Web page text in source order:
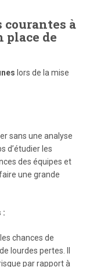
courantes à
place de
lors de la mise
sans une analyse
d’étudier les
des équipes et
une grande
:
chances de
lourdes pertes. Il
par rapport à